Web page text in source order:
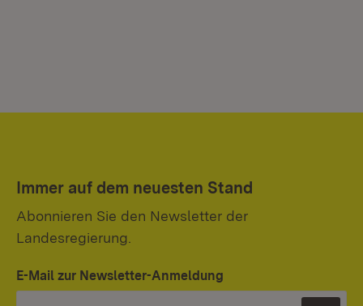
Immer auf dem neuesten Stand
Abonnieren Sie den Newsletter der
Landesregierung.
E-Mail zur Newsletter-Anmeldung